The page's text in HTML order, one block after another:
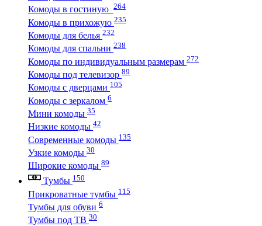
Комоды в гостиную 264
Комоды в прихожую 235
Комоды для белья 232
Комоды для спальни 238
Комоды по индивидуальным размерам 272
Комоды под телевизор 89
Комоды с дверцами 105
Комоды с зеркалом 6
Мини комоды 35
Низкие комоды 42
Современные комоды 135
Узкие комоды 30
Широкие комоды 89
Тумбы 150
Прикроватные тумбы 115
Тумбы для обуви 6
Тумбы под ТВ 30